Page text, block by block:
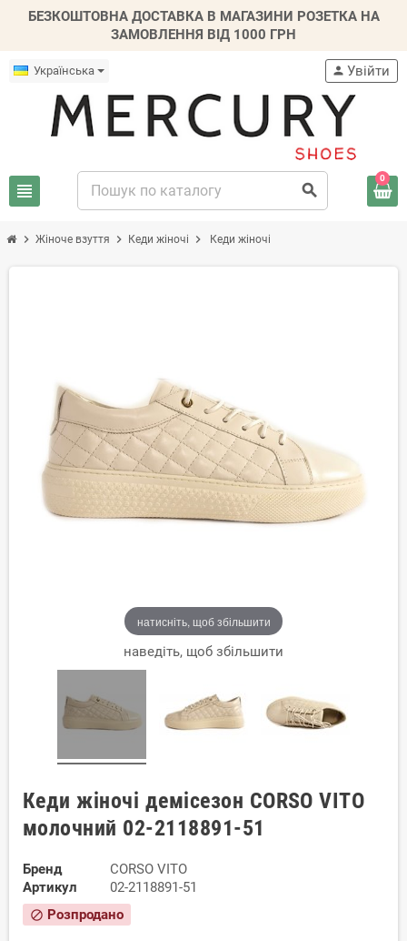
БЕЗКОШТОВНА ДОСТАВКА В МАГАЗИНИ РОЗЕТКА НА
ЗАМОВЛЕННЯ ВІД 1000 ГРН
Українська
view_headline search
person Увійти
0
chevron_right Жіноче взуття chevron_right Кеди жіночі chevron_right Кеди жіночі
натисніть, щоб збільшити
наведіть, щоб збільшити
Кеди жіночі демісезон CORSO VITO
молочний 02-2118891-51
Бренд
CORSO VITO
Артикул
02-2118891-51
block Розпродано